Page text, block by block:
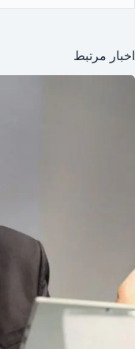
اخبار مرتبط